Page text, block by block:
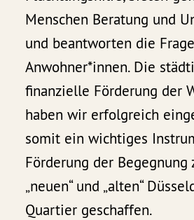
Menschen Beratung und
und beantworten die
Anwohner*innen. Die
finanzielle Förderung der
haben wir erfolgreich
somit ein wichtiges
Förderung der Begegnung
„neuen“ und „alten“
Quartier geschaffen.